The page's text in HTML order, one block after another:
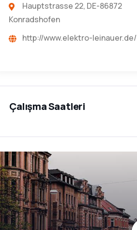
Hauptstrasse 22, DE-86872
Konradshofen
http://www.elektro-leinauer.de/
Çalışma Saatleri